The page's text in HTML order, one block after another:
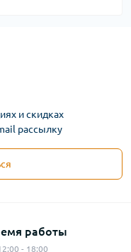
и скидках
рассылку
работы
- 18:00